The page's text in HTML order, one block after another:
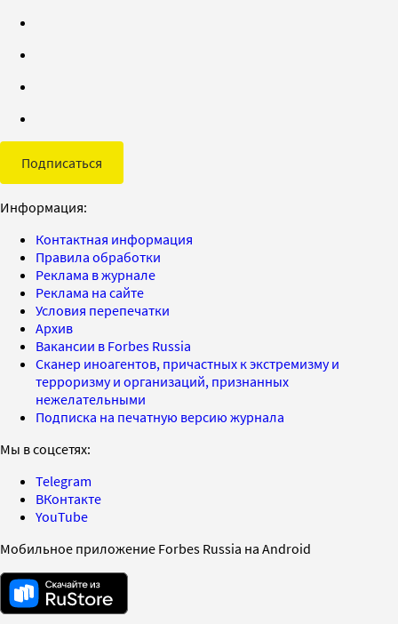
Подписаться
Информация:
Контактная информация
Правила обработки
Реклама в журнале
Реклама на сайте
Условия перепечатки
Архив
Вакансии в Forbes Russia
Сканер иноагентов, причастных к экстремизму и
терроризму и организаций, признанных
нежелательными
Подписка на печатную версию журнала
Мы в соцсетях:
Telegram
ВКонтакте
YouTube
Мобильное приложение Forbes Russia на Android